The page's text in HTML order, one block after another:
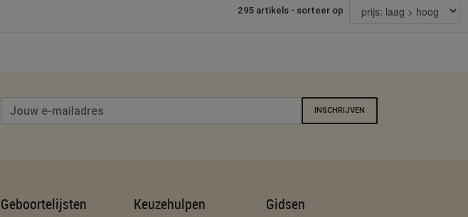
295 artikels - sorteer op
INSCHRIJVEN
Geboortelijsten Keuzehulpen Gidsen